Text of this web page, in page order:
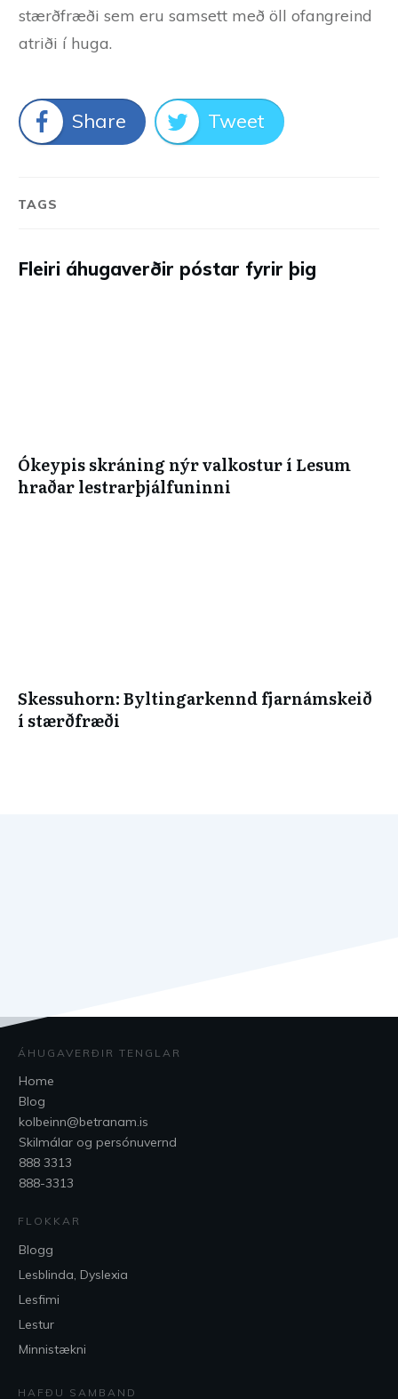
stærðfræði sem eru samsett með öll ofangreind
atriði í huga.
Share Tweet
TAGS
Fleiri áhugaverðir póstar fyrir þig
Ókeypis skráning nýr valkostur í Lesum
hraðar lestrarþjálfuninni
Skessuhorn: Byltingarkennd fjarnámskeið
í stærðfræði
ÁHUGAVERÐIR TENGLAR
Home
Blog
kolbeinn@betranam.is
Skilmálar og persónuvernd
888 3313
888-3313
FLOKKAR
Blogg
Lesblinda, Dyslexia
Lesfimi
Lestur
Minnistækni
HAFÐU SAMBAND